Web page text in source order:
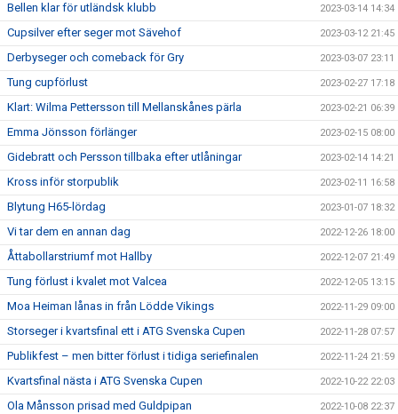
Bellen klar för utländsk klubb 2023-03-14 14:34
Cupsilver efter seger mot Sävehof 2023-03-12 21:45
Derbyseger och comeback för Gry 2023-03-07 23:11
Tung cupförlust 2023-02-27 17:18
Klart: Wilma Pettersson till Mellanskånes pärla 2023-02-21 06:39
Emma Jönsson förlänger 2023-02-15 08:00
Gidebratt och Persson tillbaka efter utlåningar 2023-02-14 14:21
Kross inför storpublik 2023-02-11 16:58
Blytung H65-lördag 2023-01-07 18:32
Vi tar dem en annan dag 2022-12-26 18:00
Åttabollarstriumf mot Hallby 2022-12-07 21:49
Tung förlust i kvalet mot Valcea 2022-12-05 13:15
Moa Heiman lånas in från Lödde Vikings 2022-11-29 09:00
Storseger i kvartsfinal ett i ATG Svenska Cupen 2022-11-28 07:57
Publikfest – men bitter förlust i tidiga seriefinalen 2022-11-24 21:59
Kvartsfinal nästa i ATG Svenska Cupen 2022-10-22 22:03
Ola Månsson prisad med Guldpipan 2022-10-08 22:37